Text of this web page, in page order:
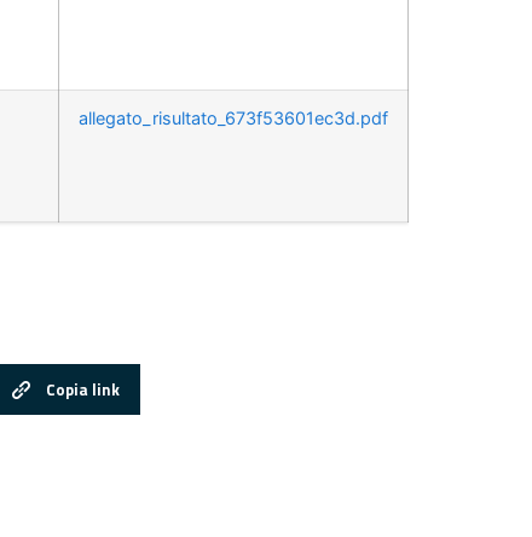
allegato_risultato_673f53601ec3d.pdf
Copia link